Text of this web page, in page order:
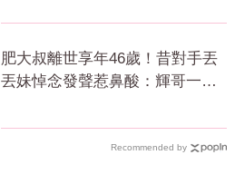
肥大叔離世享年46歲！昔對手丟
丟妹悼念發聲惹鼻酸：輝哥一路
Recommended by